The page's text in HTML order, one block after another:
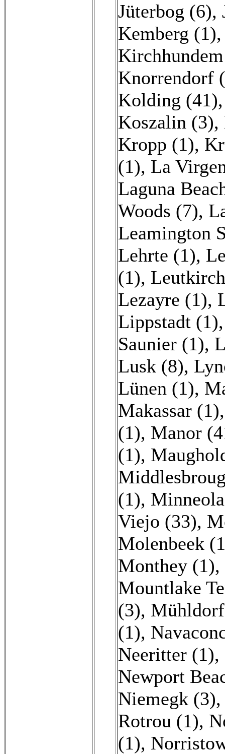
Jüterbog (6),
Kemberg (1)
Knorrendorf
Kolding (41)
Koszalin (3),
Kropp (1),
(1), La
Laguna
Woods (7),
Leamington
Lehrte (1),
(1),
Lezayre (1),
Lippstadt (1)
Saunier (1),
Lusk (8),
Lünen (1),
Makassar (1)
(1), Manor
(1),
(1),
Viejo (33),
Molenbeek
Monthey (1),
Mountlake
(3),
(1),
Neeritter (1),
Newport
Niemegk (3)
Rotrou (1),
(1),